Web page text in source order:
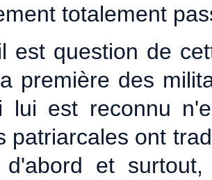
totalement
est question de
première des
lui est reconnu
patriarcales ont
et